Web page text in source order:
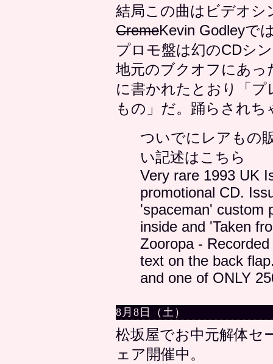
結局この曲はビデオシ
CremeKevin Godleyで
プロモ盤は幻のCDシ
地元のブクオフにあっ
に書かれたとおり「プ
もの」だ。踊らされち
ついでにレアもの
い記述はこちら
Very rare 1993 UK
promotional CD.
'spaceman' custom
inside and 'Taken
Zooropa -
text on the back
and one of ONLY
8月8日（土）
松坂屋でお中元解体セ
ェア開催中。